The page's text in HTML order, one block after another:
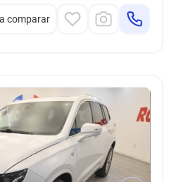
comparar